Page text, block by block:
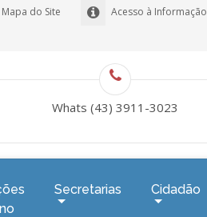
Acesso à Informação
Mapa do Site
Whats (43) 3911-3023
Secretarias Cidadão